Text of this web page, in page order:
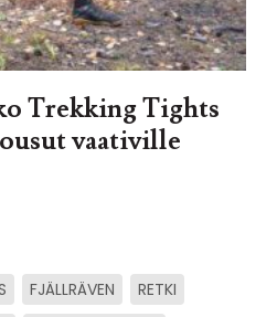
Trekking Tights
vaativille
FJÄLLRÄVEN
RETKI